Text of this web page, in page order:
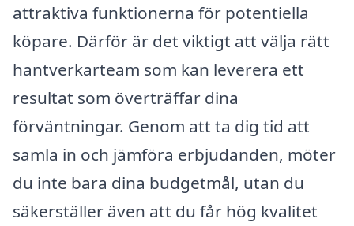
attraktiva funktionerna för potentiella
köpare. Därför är det viktigt att välja rätt
hantverkarteam som kan leverera ett
resultat som överträffar dina
förväntningar. Genom att ta dig tid att
samla in och jämföra erbjudanden, möter
du inte bara dina budgetmål, utan du
säkerställer även att du får hög kvalitet